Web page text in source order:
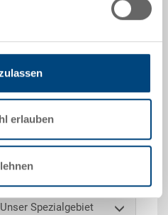
erlauben
dank seiner
Transport- oder Lagerbox
dieser Universal-
ohne Deckel stapeln
auf Europaletten).
werden.
Spezialgebiet